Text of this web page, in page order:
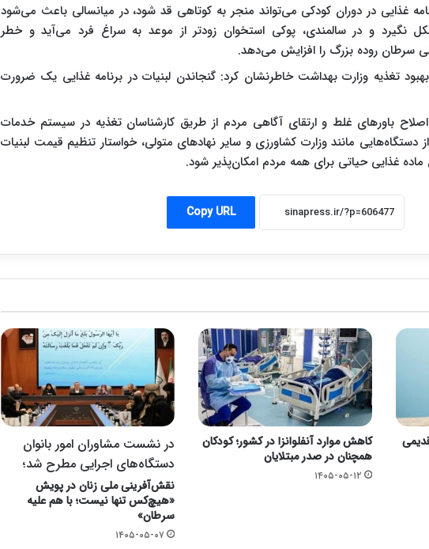
غذایی در دوران کودکی می‌تواند منجر به کوتاهی قد شود، در میانسالی باعث می‌شود
نگیرد و در سالمندی، پوکی استخوان زودتر از موعد به سراغ فرد می‌آید و خطر
روده بزرگ را افزایش می‌دهد.
بهبود تغذیه وزارت بهداشت خاطرنشان کرد: گنجاندن لبنیات در برنامه غذایی یک ضرورت
باورهای غلط و ارتقای آگاهی مردم از طریق کارشناسان تغذیه در سیستم خدمات
مانند وزارت کشاورزی و سایر نهادهای متولی، خواستار تنظیم قیمت لبنیات
غذایی حیاتی برای همه مردم امکان‌پذیر شود.
Copy URL
کاهش موارد آنفلوانزا در کشور؛ کودکان
همچنان در صدر مبتلایان
۱۴۰۵-۰۵-۱۲
در نشست مشاوران امور بانوان
دستگاه‌های اجرایی مطرح شد؛
نقش‌آفرینی ملی زنان در پویش
«هیچ‌کس تنها نیست؛ با هم علیه
سرطان»
۱۴۰۵-۰۵-۰۷